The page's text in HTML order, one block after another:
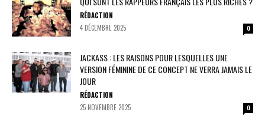
RÉDACTION
4 DÉCEMBRE 2025
0
JACKASS : LES RAISONS POUR LESQUELLES UNE
VERSION FÉMININE DE CE CONCEPT NE VERRA JAMAIS LE
JOUR
RÉDACTION
25 NOVEMBRE 2025
0